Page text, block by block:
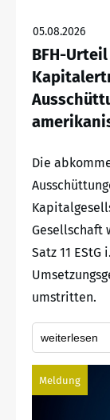
05.08.2026
BFH-
Die
Gesellschaft
Satz 11
umstritten.
weiterlesen
Meldung